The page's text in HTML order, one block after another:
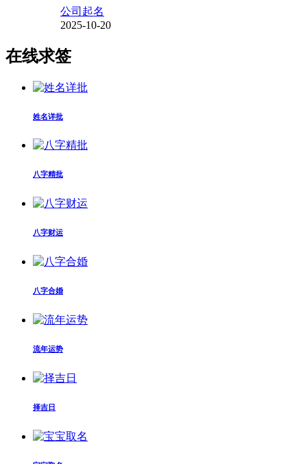
公司起名
2025-10-20
在线求签
姓名详批
八字精批
八字财运
八字合婚
流年运势
择吉日